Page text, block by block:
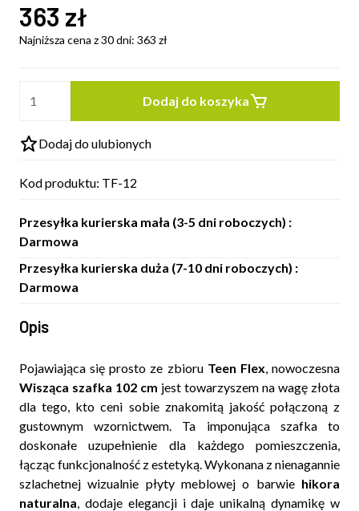
363 zł
Najniższa cena z 30 dni: 363 zł
Dodaj do koszyka
Dodaj do ulubionych
Kod produktu: TF-12
Przesyłka kurierska mała (3-5 dni roboczych) :
Darmowa
Przesyłka kurierska duża (7-10 dni roboczych) :
Darmowa
Opis
Pojawiająca się prosto ze zbioru Teen Flex, nowoczesna
Wisząca szafka 102 cm jest towarzyszem na wagę złota
dla tego, kto ceni sobie znakomitą jakość połączoną z
gustownym wzornictwem. Ta imponująca szafka to
doskonałe uzupełnienie dla każdego pomieszczenia,
łącząc funkcjonalność z estetyką. Wykonana z nienagannie
szlachetnej wizualnie płyty meblowej o barwie hikora
naturalna, dodaje elegancji i daje unikalną dynamikę w